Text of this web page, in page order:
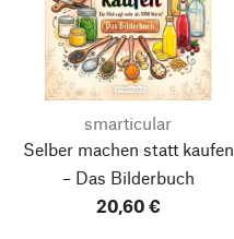
smarticular
Selber machen statt kaufen
– Das Bilderbuch
20,60 €